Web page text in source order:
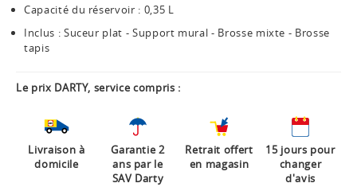
Capacité du réservoir : 0,35 L
Inclus : Suceur plat - Support mural - Brosse mixte - Brosse
tapis
Le prix DARTY, service compris :
Livraison à
domicile
Garantie 2
ans par le
SAV Darty
Retrait offert
en magasin
15 jours pour
changer
d'avis